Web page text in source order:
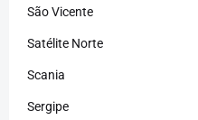
São Vicente
Satélite Norte
Scania
Sergipe